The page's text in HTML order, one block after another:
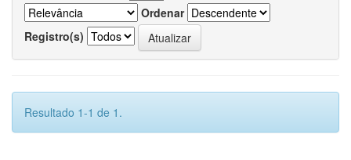
Ordenar
Registro(s)
Resultado 1-1 de 1.